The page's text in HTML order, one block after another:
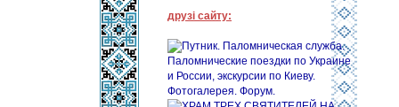
друзі сайту: